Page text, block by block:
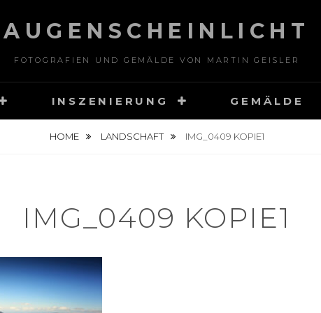
AUGENSCHEINLICHT
FOTOGRAFIEN UND GEMÄLDE VON MARTIN GEISLER
INSZENIERUNG GEMÄLDE
HOME LANDSCHAFT IMG_0409 KOPIE1
IMG_0409 KOPIE1